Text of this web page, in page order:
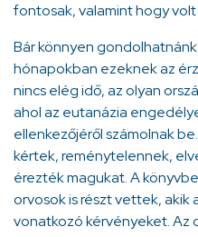
fontosak, valamint hogy
Bár könnyen
hónapokban ezeknek az
nincs elég idő, az olyan
ahol az eutanázia
ellenkezőjéről számolnak
kértek, reménytelennek,
érezték magukat. A
orvosok is részt vettek, akik
vonatkozó kérvényeket. Az